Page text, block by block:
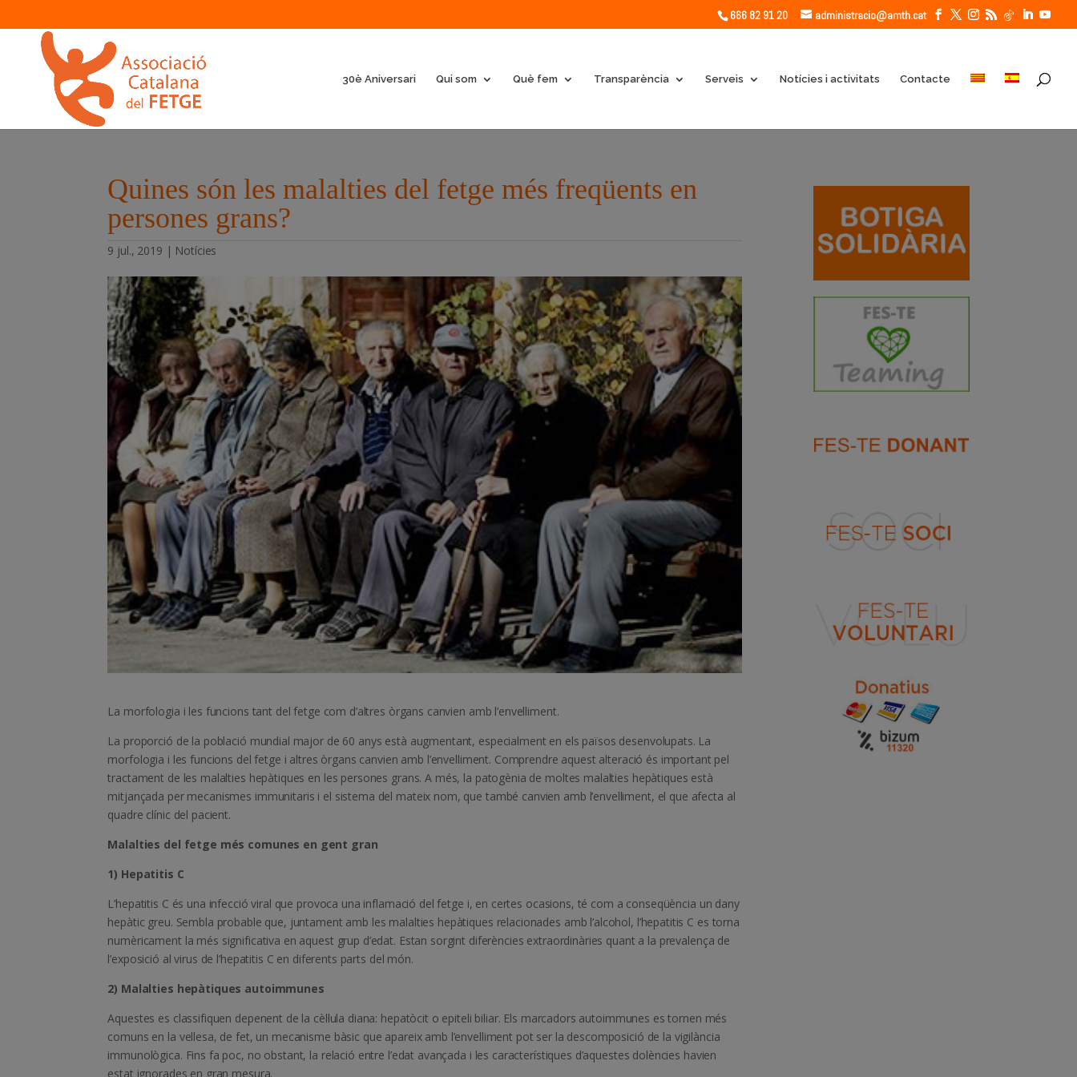
666 82 91 20 administracio@amth.cat
30è Aniversari Qui som Què fem Transparència Serveis Notícies i activitats Contacte
Quines són les malalties del fetge més freqüents en
persones grans?
9 jul., 2019 | Notícies
La morfologia i les funcions tant del fetge com d’altres òrgans canvien amb l’envelliment.
La proporció de la població mundial major de 60 anys està augmentant, especialment en els països desenvolupats. La
morfologia i les funcions del fetge i altres òrgans canvien amb l’envelliment. Comprendre aquest alteració és important pel
tractament de les malalties hepàtiques en les persones grans. A més, la patogènia de moltes malalties hepàtiques està
mitjançada per mecanismes immunitaris i el sistema del mateix nom, que també canvien amb l’envelliment, el que afecta al
quadre clínic del pacient.
Malalties del fetge més comunes en gent gran
1) Hepatitis C
L’hepatitis C és una infecció viral que provoca una inflamació del fetge i, en certes ocasions, té com a conseqüència un dany
hepàtic greu. Sembla probable que, juntament amb les malalties hepàtiques relacionades amb l’alcohol, l’hepatitis C es torna
numèricament la més significativa en aquest grup d’edat. Estan sorgint diferències extraordinàries quant a la prevalença de
l’exposició al virus de l’hepatitis C en diferents parts del món.
2) Malalties hepàtiques autoimmunes
Aquestes es classifiquen depenent de la cèl·lula diana: hepatòcit o epiteli biliar. Els marcadors autoimmunes es tornen més
comuns en la vellesa, de fet, un mecanisme bàsic que apareix amb l’envelliment pot ser la descomposició de la vigilància
immunològica. Fins fa poc, no obstant, la relació entre l’edat avançada i les característiques d’aquestes dolències havien
estat ignorades en gran mesura.